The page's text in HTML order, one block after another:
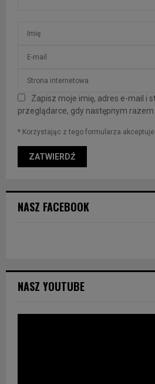
Zapisz moje imię, adres e-mail i
przeglądarce, gdy następnym
* Korzystając z tego formularza
NASZ FACEBOOK
NASZ YOUTUBE